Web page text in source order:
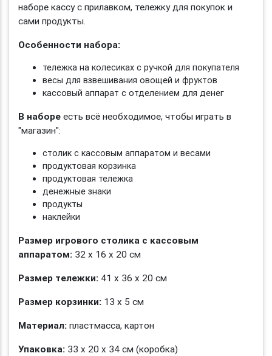
наборе кассу с прилавком, тележку для покупок и
сами продукты.
Особенности набора:
тележка на колесиках с ручкой для покупателя
весы для взвешивания овощей и фруктов
кассовый аппарат с отделением для денег
В наборе есть всё необходимое, чтобы играть в
"магазин":
столик с кассовым аппаратом и весами
продуктовая корзинка
продуктовая тележка
денежные знаки
продукты
наклейки
Размер игрового столика с кассовым
аппаратом: 32 х 16 х 20 см
Размер тележки: 41 х 36 х 20 см
Размер корзинки: 13 х 5 см
Материал: пластмасса, картон
Упаковка: 33 х 20 х 34 см (коробка)